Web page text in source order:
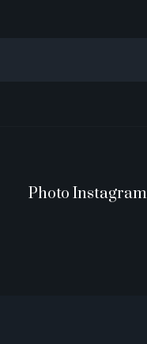
Photo Instagram